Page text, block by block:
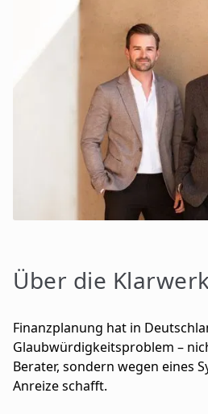
Über die
Finanzplanung hat in
Glaubwürdigkeitsproblem –
Berater, sondern wegen eines
Anreize schafft.